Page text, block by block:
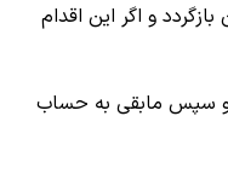
و اگر این اقدام
و سپس مابقی به حساب